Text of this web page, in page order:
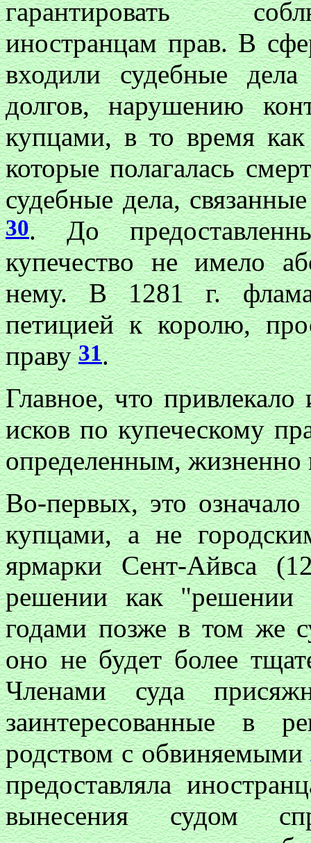
гарантировать
иностранцам прав. В
входили судебные
долгов, нарушению
купцами, в то время
которые полагалась
судебные дела,
30. До
купечество не имело
нему. В 1281 г.
петицией к королю,
праву31.
Главное, что
исков по купеческому
определенным,
Во-первых, это
купцами, а не
ярмарки Сент-Айвса
решении как "решении
годами позже в том же
оно не будет более
Членами суда
заинтересованные в
родством с обвиняемыми
предоставляла
вынесения судом